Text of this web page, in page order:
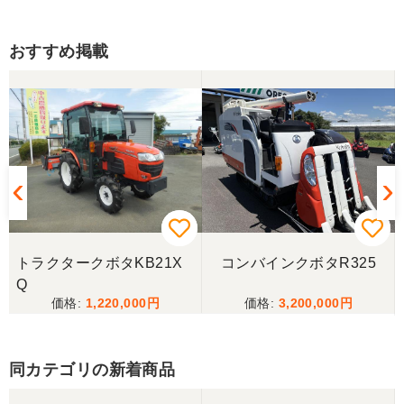
おすすめ掲載
トラクタークボタKB21X
Q
1,220,000
コンバインクボタR325
3,200,000
同カテゴリの新着商品